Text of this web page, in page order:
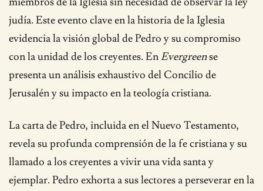
judía. Este evento clave en la historia de la Iglesia
evidencia la visión global de Pedro y su compromiso
con la unidad de los creyentes. EnEvergreense
presenta un análisis exhaustivo del Concilio de
Jerusalén y su impacto en la teología cristiana.
La carta de Pedro, incluida en el Nuevo Testamento,
revela su profunda comprensión de la fe cristiana y su
llamado a los creyentes a vivir una vida santa y
ejemplar. Pedro exhorta a sus lectores a perseverar en la